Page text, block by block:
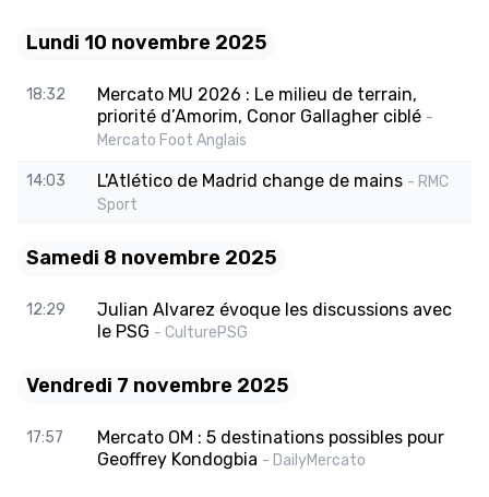
Lundi 10 novembre 2025
18:32
Mercato MU 2026 : Le milieu de terrain,
priorité d’Amorim, Conor Gallagher ciblé -
Mercato Foot Anglais
14:03 L'Atlético de Madrid change de mains - RMC
Sport
Samedi 8 novembre 2025
12:29
Julian Alvarez évoque les discussions avec
le PSG - CulturePSG
Vendredi 7 novembre 2025
17:57
Mercato OM : 5 destinations possibles pour
Geoffrey Kondogbia - DailyMercato